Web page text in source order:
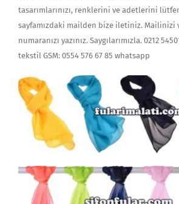
tasarımlarınızı, renklerini ve adetlerini
sayfamızdaki mailden bize iletiniz. Mailinizi
numaranızı yazınız. Saygılarımızla. 0212
tekstil GSM: 0554 576 67 85 whatsapp